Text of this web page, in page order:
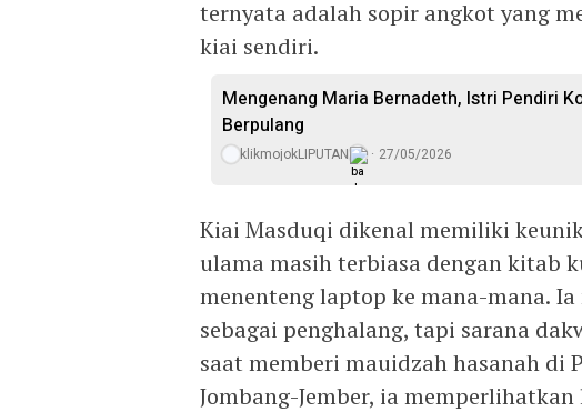
ternyata adalah sopir angkot yang
kiai sendiri.
Mengenang Maria Bernadeth, Istri Pendiri
Berpulang
klikmojokLIPUTAN 27/05/2026
Kiai Masduqi dikenal memiliki
ulama masih terbiasa dengan kitab
menenteng laptop ke mana-mana.
sebagai penghalang, tapi sarana
saat memberi mauidzah hasanah di
Jombang-Jember, ia